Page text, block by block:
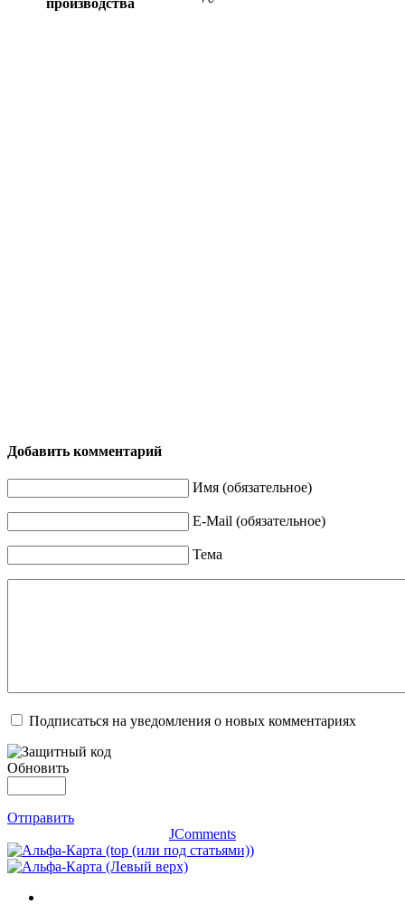
производства
Добавить комментарий
Имя (обязательное)
E-Mail (обязательное)
Тема
Подписаться на уведомления о новых комментариях
Обновить
Отправить
JComments